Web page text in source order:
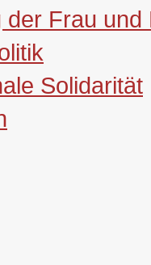
der Frau und
Solidarität